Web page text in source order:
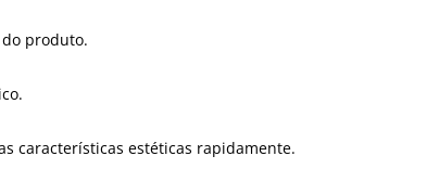
produto.
características estéticas rapidamente.